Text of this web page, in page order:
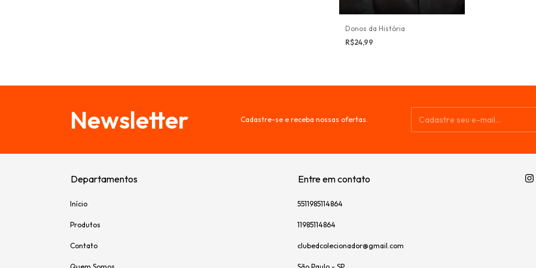
Donos da História
R$24,99
Newsletter Cadastre-se e receba nossas ofertas.
Departamentos
Início
Produtos
Contato
Entre em contato
5511985114864
11985114864
clubedcolecionador@gmail.com